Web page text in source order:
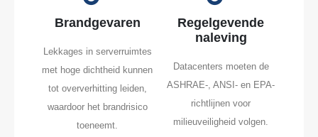
Brandgevaren
Lekkages in serverruimtes
met hoge dichtheid kunnen
tot oververhitting leiden,
waardoor het brandrisico
toeneemt.
Regelgevende
naleving
Datacenters moeten de
ASHRAE-, ANSI- en EPA-
richtlijnen voor
milieuveiligheid volgen.